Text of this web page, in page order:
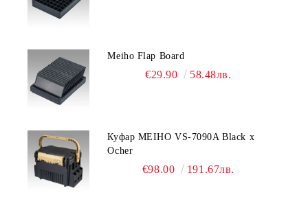
Meiho Flap Board
€29.90 58.48лв.
Куфар MEIHO VS-7090A Black x
Ocher
€98.00 191.67лв.